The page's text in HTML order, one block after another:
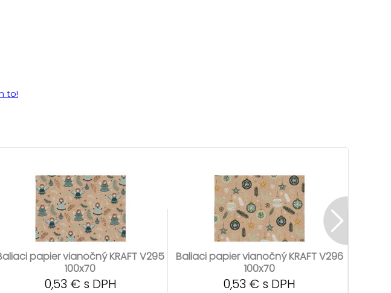
to!
papier vianočný KRAFT V295
100x70
0,53 € s DPH
Baliaci papier vianočný KRAFT V296
100x70
0,53 € s DPH